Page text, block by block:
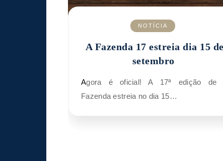
NOTÍCIA
A Fazenda 17 estreia dia 15 de
setembro
Agora é oficial! A 17ª edição de A
Fazenda estreia no dia 15…